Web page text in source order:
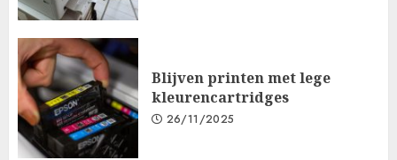
Blijven printen met lege
kleurencartridges
26/11/2025